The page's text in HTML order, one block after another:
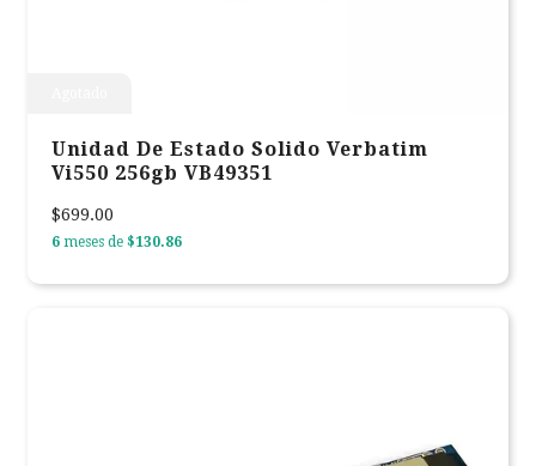
Unidad De Estado Solido Verbatim
Vi550 256gb VB49351
$699.00
6 meses de $130.86